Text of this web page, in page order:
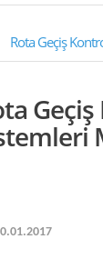
Rota Geçiş